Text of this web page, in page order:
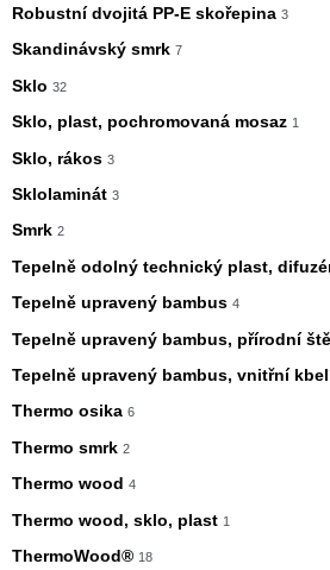
Robustní dvojitá PP-E skořepina 3
Skandinávský smrk 7
Sklo 32
Sklo, plast, pochromovaná mosaz 1
Sklo, rákos 3
Sklolaminát 3
Smrk 2
Tepelně odolný technický plast,
Tepelně upravený bambus 4
Tepelně upravený bambus, přírodní
Tepelně upravený bambus, vnitřní
Thermo osika 6
Thermo smrk 2
Thermo wood 4
Thermo wood, sklo, plast 1
ThermoWood® 18